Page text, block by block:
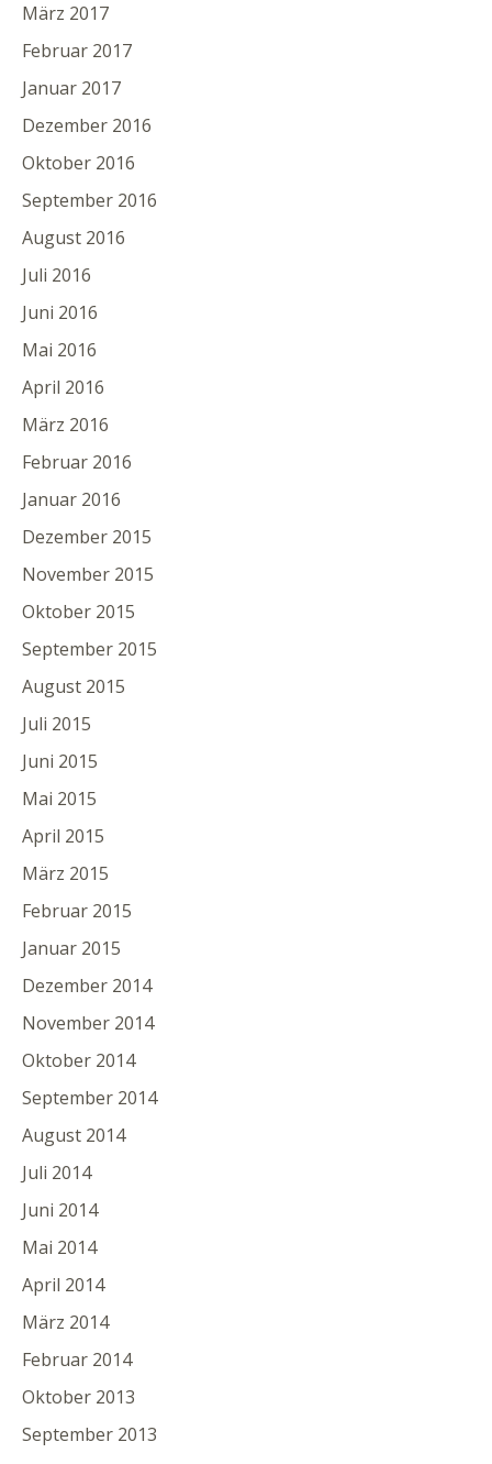
März 2017
Februar 2017
Januar 2017
Dezember 2016
Oktober 2016
September 2016
August 2016
Juli 2016
Juni 2016
Mai 2016
April 2016
März 2016
Februar 2016
Januar 2016
Dezember 2015
November 2015
Oktober 2015
September 2015
August 2015
Juli 2015
Juni 2015
Mai 2015
April 2015
März 2015
Februar 2015
Januar 2015
Dezember 2014
November 2014
Oktober 2014
September 2014
August 2014
Juli 2014
Juni 2014
Mai 2014
April 2014
März 2014
Februar 2014
Oktober 2013
September 2013